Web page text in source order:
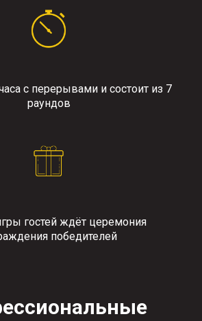
с перерывами и состоит из 7
раундов
гостей ждёт церемония
победителей